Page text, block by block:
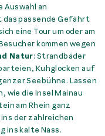
an
das passende Gefährt
eine Tour um oder am
kommen wegen
Natur: Strandbäder
Kuhglocken auf
Seebühne. Lassen
wie die Insel Mainau
am Rhein ganz
der zahlreichen
ins kalte Nass.